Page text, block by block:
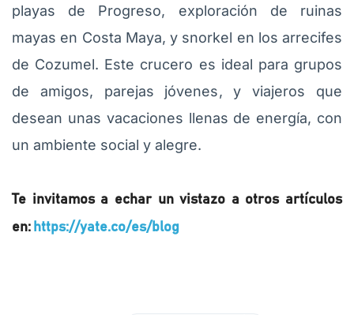
playas de Progreso, exploración de ruinas
mayas en Costa Maya, y snorkel en los arrecifes
de Cozumel. Este crucero es ideal para grupos
de amigos, parejas jóvenes, y viajeros que
desean unas vacaciones llenas de energía, con
un ambiente social y alegre.
Te invitamos a echar un vistazo a otros artículos
en: https://yate.co/es/blog